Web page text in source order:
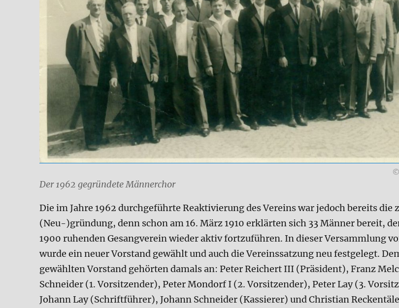
©
Der 1962 gegründete Männerchor
Die im Jahre 1962 durchgeführte Reaktivierung des Vereins war jedoch bereits die
(Neu-)gründung, denn schon am 16. März 1910 erklärten sich 33 Männer bereit,
1900 ruhenden Gesangverein wieder aktiv fortzuführen. In dieser Versammlung
wurde ein neuer Vorstand gewählt und auch die Vereinssatzung neu festgelegt.
gewählten Vorstand gehörten damals an: Peter Reichert III (Präsident), Franz
Schneider (1. Vorsitzender), Peter Mondorf I (2. Vorsitzender), Peter Lay (3.
Johann Lay (Schriftführer), Johann Schneider (Kassierer) und Christian